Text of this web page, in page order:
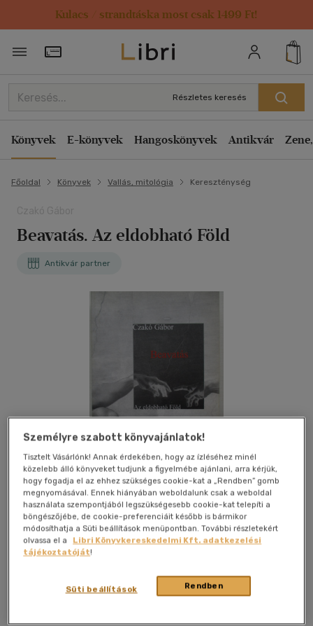
Kulacs / strandtáska most csak 1499 Ft!
Törzsvásárlói Kártya adatai
Részletes keresés
Könyvek E-könyvek Hangoskönyvek Antikvár
Főoldal Könyvek Vallás, mitológia Kereszténység
Beavatás. Az eldobható Föld
Antikvár partner
Kívánságlistához adom Megosztom
papír / puha kötés|313 oldal
Személyre szabott könyvajánlatok!
Tisztelt Vásárlónk! Annak érdekében, hogy az ízléséhez minél
közelebb álló könyveket tudjunk a figyelmébe ajánlani, arra kérjük,
hogy fogadja el az ehhez szükséges cookie-kat a „Rendben” gomb
megnyomásával. Ennek hiányában weboldalunk csak a weboldal
használata szempontjából legszükségesebb cookie-kat telepíti a
böngészőjébe, de cookie-preferenciáit később is bármikor
módosíthatja a Süti beállítások menüpontban. További részletekért
olvassa el a
Libri Könyvkereskedelmi Kft. adatkezelési
tájékoztatóját!
Rendben
Süti beállítások